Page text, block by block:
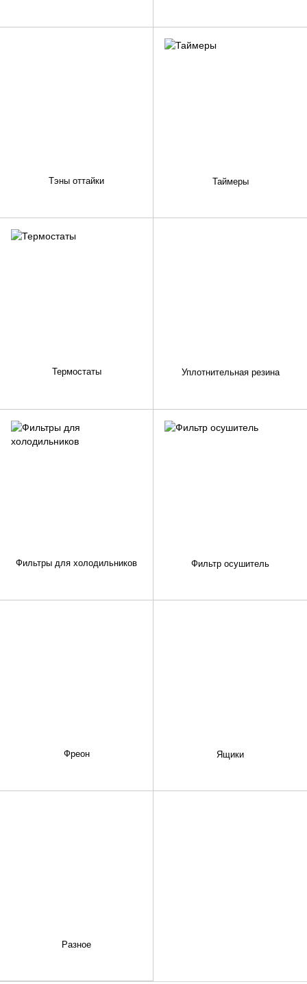
Тэны оттайки Таймеры
Термостаты Уплотнительная резина
Фильтры для холодильников Фильтр осушитель
Фреон Ящики
Разное